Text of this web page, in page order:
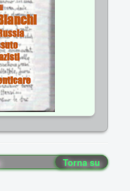
Torna su